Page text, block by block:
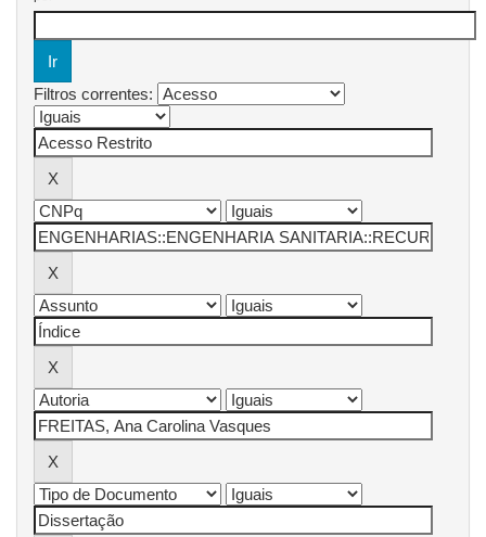
Filtros correntes: